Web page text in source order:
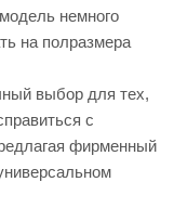
немного
на полразмера
выбор для тех,
с
фирменный